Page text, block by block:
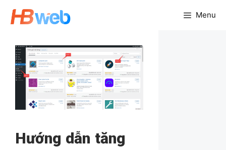
Chuyển
đến
dung
Menu
Hướng dẫn tăng